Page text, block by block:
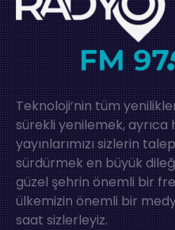
Teknoloji’nin tüm
sürekli yenilemek,
yayınlarımızı sizlerin
sürdürmek en büyük
güzel şehrin önemli bir
ülkemizin önemli bir
saat sizlerleyiz.